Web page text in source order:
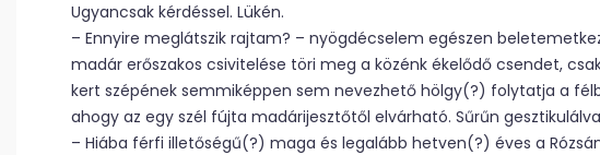
Ugyancsak kérdéssel. Lükén.
– Ennyire meglátszik rajtam? – nyögdécselem egészen
madár erőszakos csivitelése töri meg a közénk ékelődő csendet,
kert szépének semmiképpen sem nevezhető hölgy(?) folytatja a
ahogy az egy szél fújta madárijesztőtől elvárható. Sűrűn
– Hiába férfi illetőségű(?) maga és legalább hetven(?) éves a